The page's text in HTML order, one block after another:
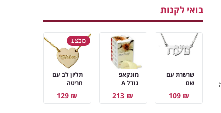
בואי לקנות
מבצע
תליון לב עם
חריטה
₪ 129
מונקאפ
גודל A
₪ 213
שרשרת עם
שם
₪ 109